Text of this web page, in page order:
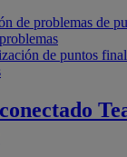
de problemas de
de puntos